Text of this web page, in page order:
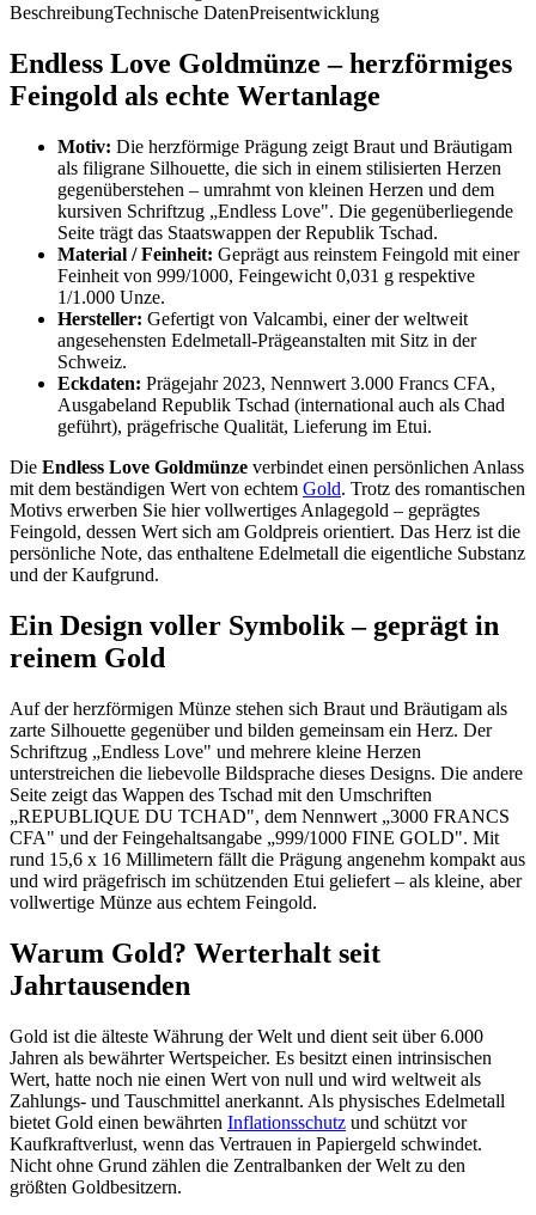
BeschreibungTechnische DatenPreisentwicklung
Endless Love Goldmünze – herzförmiges
Feingold als echte Wertanlage
Motiv: Die herzförmige Prägung zeigt Braut und Bräutigam
als filigrane Silhouette, die sich in einem stilisierten Herzen
gegenüberstehen – umrahmt von kleinen Herzen und dem
kursiven Schriftzug „Endless Love". Die gegenüberliegende
Seite trägt das Staatswappen der Republik Tschad.
Material / Feinheit: Geprägt aus reinstem Feingold mit einer
Feinheit von 999/1000, Feingewicht 0,031 g respektive
1/1.000 Unze.
Hersteller: Gefertigt von Valcambi, einer der weltweit
angesehensten Edelmetall-Prägeanstalten mit Sitz in der
Schweiz.
Eckdaten: Prägejahr 2023, Nennwert 3.000 Francs CFA,
Ausgabeland Republik Tschad (international auch als Chad
geführt), prägefrische Qualität, Lieferung im Etui.
Die Endless Love Goldmünze verbindet einen persönlichen Anlass
mit dem beständigen Wert von echtem Gold. Trotz des romantischen
Motivs erwerben Sie hier vollwertiges Anlagegold – geprägtes
Feingold, dessen Wert sich am Goldpreis orientiert. Das Herz ist die
persönliche Note, das enthaltene Edelmetall die eigentliche Substanz
und der Kaufgrund.
Ein Design voller Symbolik – geprägt in
reinem Gold
Auf der herzförmigen Münze stehen sich Braut und Bräutigam als
zarte Silhouette gegenüber und bilden gemeinsam ein Herz. Der
Schriftzug „Endless Love" und mehrere kleine Herzen
unterstreichen die liebevolle Bildsprache dieses Designs. Die andere
Seite zeigt das Wappen des Tschad mit den Umschriften
„REPUBLIQUE DU TCHAD", dem Nennwert „3000 FRANCS
CFA" und der Feingehaltsangabe „999/1000 FINE GOLD". Mit
rund 15,6 x 16 Millimetern fällt die Prägung angenehm kompakt aus
und wird prägefrisch im schützenden Etui geliefert – als kleine, aber
vollwertige Münze aus echtem Feingold.
Warum Gold? Werterhalt seit
Jahrtausenden
Gold ist die älteste Währung der Welt und dient seit über 6.000
Jahren als bewährter Wertspeicher. Es besitzt einen intrinsischen
Wert, hatte noch nie einen Wert von null und wird weltweit als
Zahlungs- und Tauschmittel anerkannt. Als physisches Edelmetall
bietet Gold einen bewährten Inflationsschutz und schützt vor
Kaufkraftverlust, wenn das Vertrauen in Papiergeld schwindet.
Nicht ohne Grund zählen die Zentralbanken der Welt zu den
größten Goldbesitzern.